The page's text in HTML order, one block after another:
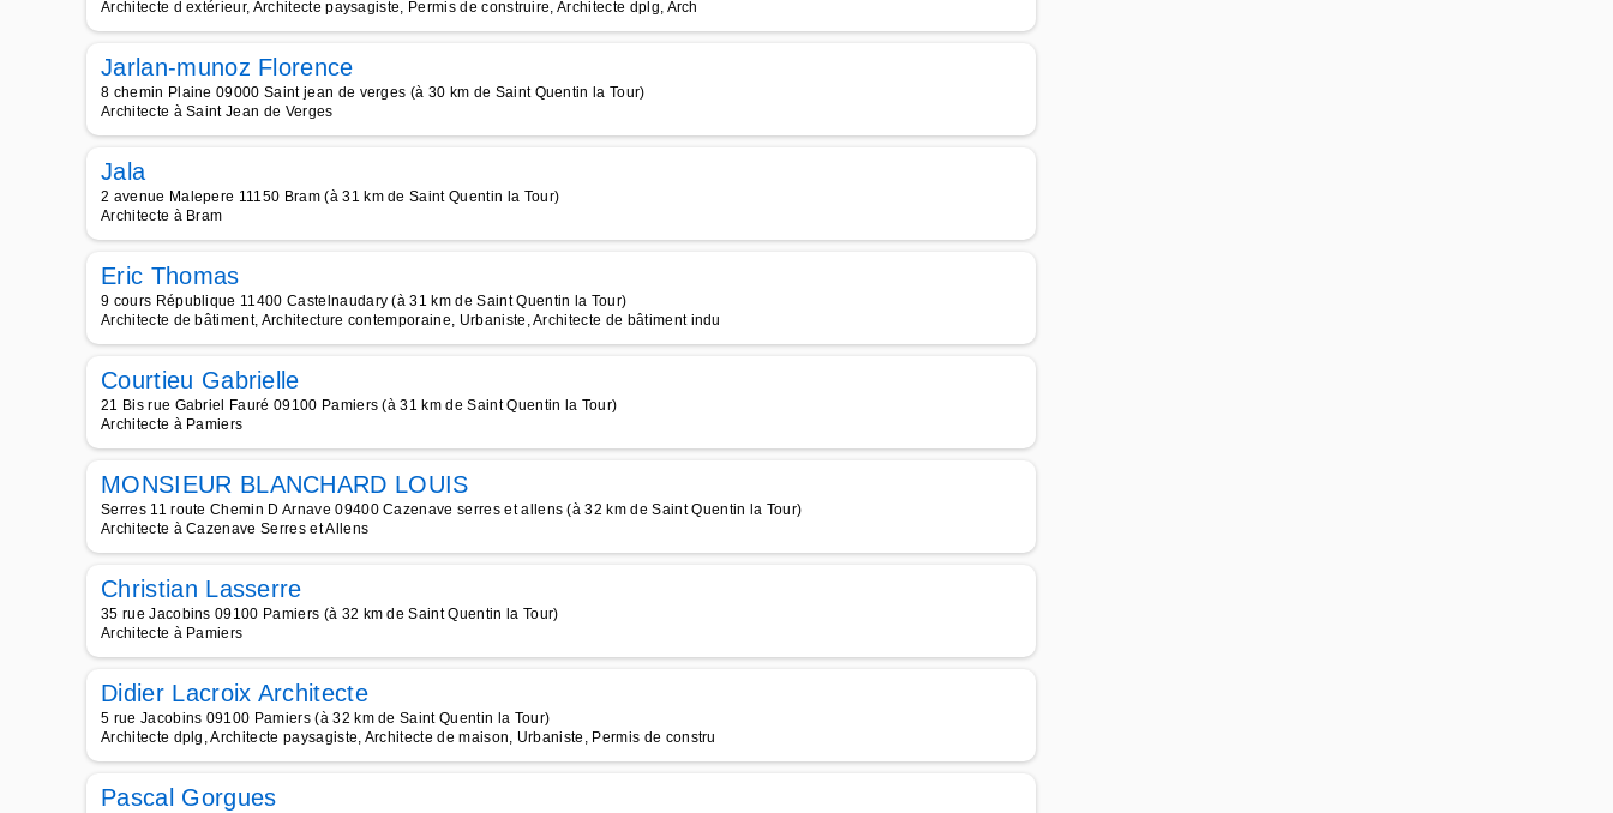
Architecte d extérieur, Architecte paysagiste, Permis de construire, Architecte dplg, Arch
Jarlan-munoz Florence
8 chemin Plaine 09000 Saint jean de verges (à 30 km de Saint Quentin la Tour)
Architecte à Saint Jean de Verges
Jala
2 avenue Malepere 11150 Bram (à 31 km de Saint Quentin la Tour)
Architecte à Bram
Eric Thomas
9 cours République 11400 Castelnaudary (à 31 km de Saint Quentin la Tour)
Architecte de bâtiment, Architecture contemporaine, Urbaniste, Architecte de bâtiment indu
Courtieu Gabrielle
21 Bis rue Gabriel Fauré 09100 Pamiers (à 31 km de Saint Quentin la Tour)
Architecte à Pamiers
MONSIEUR BLANCHARD LOUIS
Serres 11 route Chemin D Arnave 09400 Cazenave serres et allens (à 32 km de Saint Quentin la Tour)
Architecte à Cazenave Serres et Allens
Christian Lasserre
35 rue Jacobins 09100 Pamiers (à 32 km de Saint Quentin la Tour)
Architecte à Pamiers
Didier Lacroix Architecte
5 rue Jacobins 09100 Pamiers (à 32 km de Saint Quentin la Tour)
Architecte dplg, Architecte paysagiste, Architecte de maison, Urbaniste, Permis de constru
Pascal Gorgues